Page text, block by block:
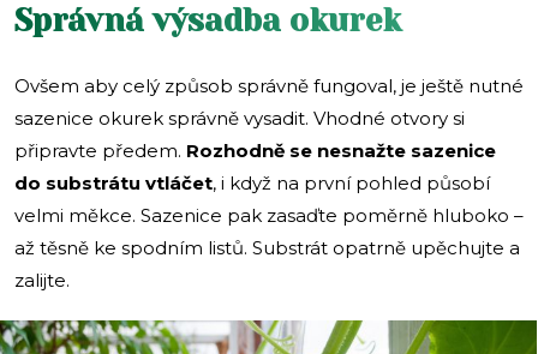
Správná výsadba okurek
Ovšem aby celý způsob správně fungoval, je ještě nutné
sazenice okurek správně vysadit. Vhodné otvory si
připravte předem. Rozhodně se nesnažte sazenice
do substrátu vtláčet, i když na první pohled působí
velmi měkce. Sazenice pak zasaďte poměrně hluboko –
až těsně ke spodním listů. Substrát opatrně upěchujte a
zalijte.